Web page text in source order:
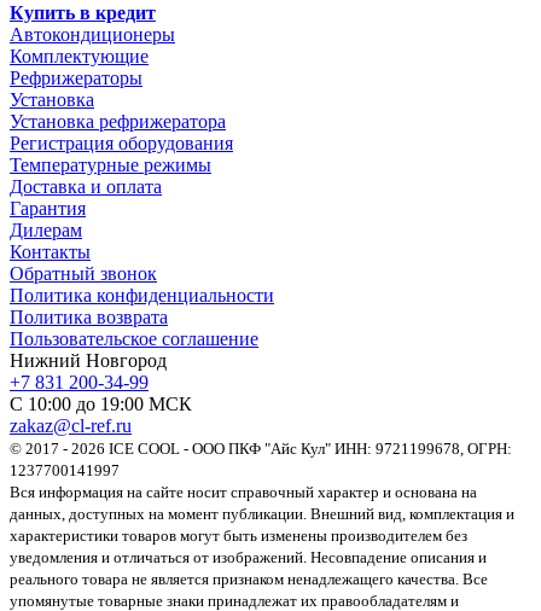
Купить в кредит
Автокондиционеры
Комплектующие
Рефрижераторы
Установка
Установка рефрижератора
Регистрация оборудования
Температурные режимы
Доставка и оплата
Гарантия
Дилерам
Контакты
Обратный звонок
Политика конфиденциальности
Политика возврата
Пользовательское соглашение
Нижний Новгород
+7 831 200-34-99
С 10:00 до 19:00 МСК
zakaz@cl-ref.ru
© 2017 - 2026 ICE COOL - ООО ПКФ "Айс Кул" ИНН: 9721199678, ОГРН:
1237700141997
Вся информация на сайте носит справочный характер и основана на
данных, доступных на момент публикации. Внешний вид, комплектация и
характеристики товаров могут быть изменены производителем без
уведомления и отличаться от изображений. Несовпадение описания и
реального товара не является признаком ненадлежащего качества. Все
упомянутые товарные знаки принадлежат их правообладателям и